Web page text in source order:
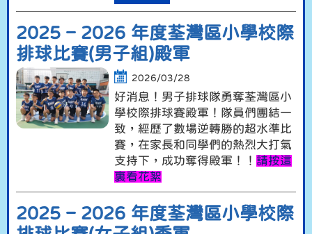
2025 – 2026 年度荃灣區小學校際
排球比賽(男子組)殿軍
2026/03/28
好消息！男子排球隊勇奪荃灣區小
學校際排球賽殿軍！隊員們團結一
致，經歷了數場逆轉勝的超水準比
賽，在家長和同學們的熱烈大打氣
支持下，成功奪得殿軍！！ 請按這
裏看花絮
2025 – 2026 年度荃灣區小學校際